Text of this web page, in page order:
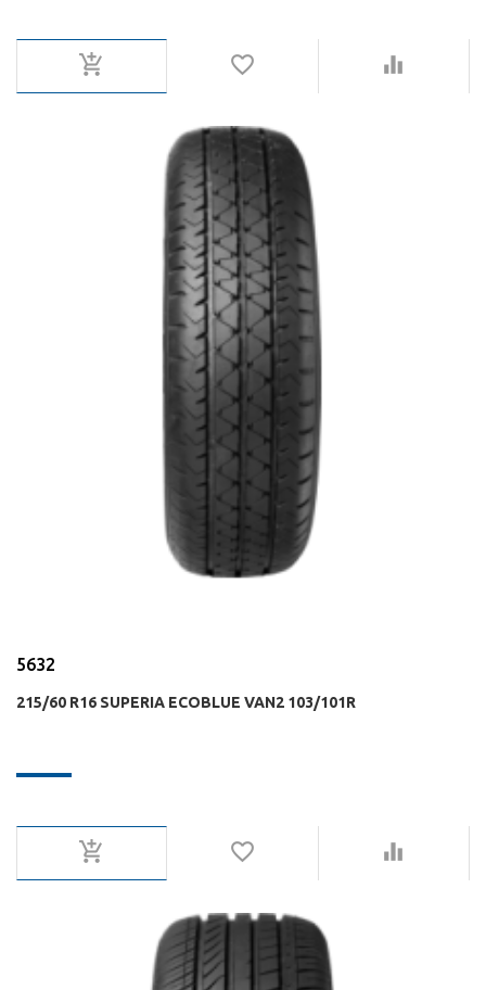
5632
215/60 R16 SUPERIA ECOBLUE VAN2 103/101R